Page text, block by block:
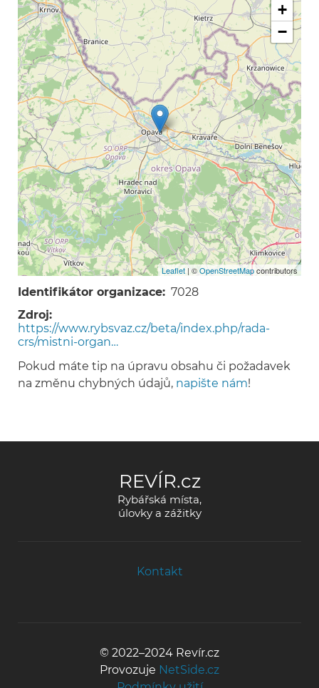
+
−
Leaflet | ©OpenStreetMapcontributors
Identifikátor organizace
7028
Zdroj
https://www.rybsvaz.cz/beta/index.php/rada-
crs/mistni-organ…
Pokud máte tip na úpravu obsahu či požadavek
na změnu chybných údajů, napište nám!
REVÍR.cz
Rybářská místa,
úlovky a zážitky
Kontakt
© 2022–2024 Revír.cz
Provozuje NetSide.cz